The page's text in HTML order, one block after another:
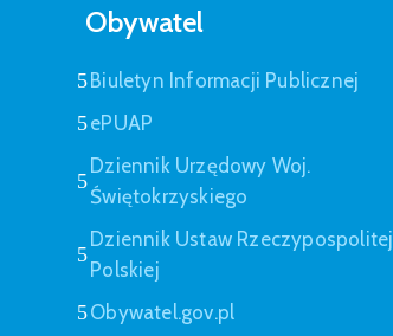
Obywatel
Biuletyn Informacji Publicznej
ePUAP
Dziennik Urzędowy Woj.
Świętokrzyskiego
Dziennik Ustaw Rzeczypospolitej
Polskiej
Obywatel.gov.pl